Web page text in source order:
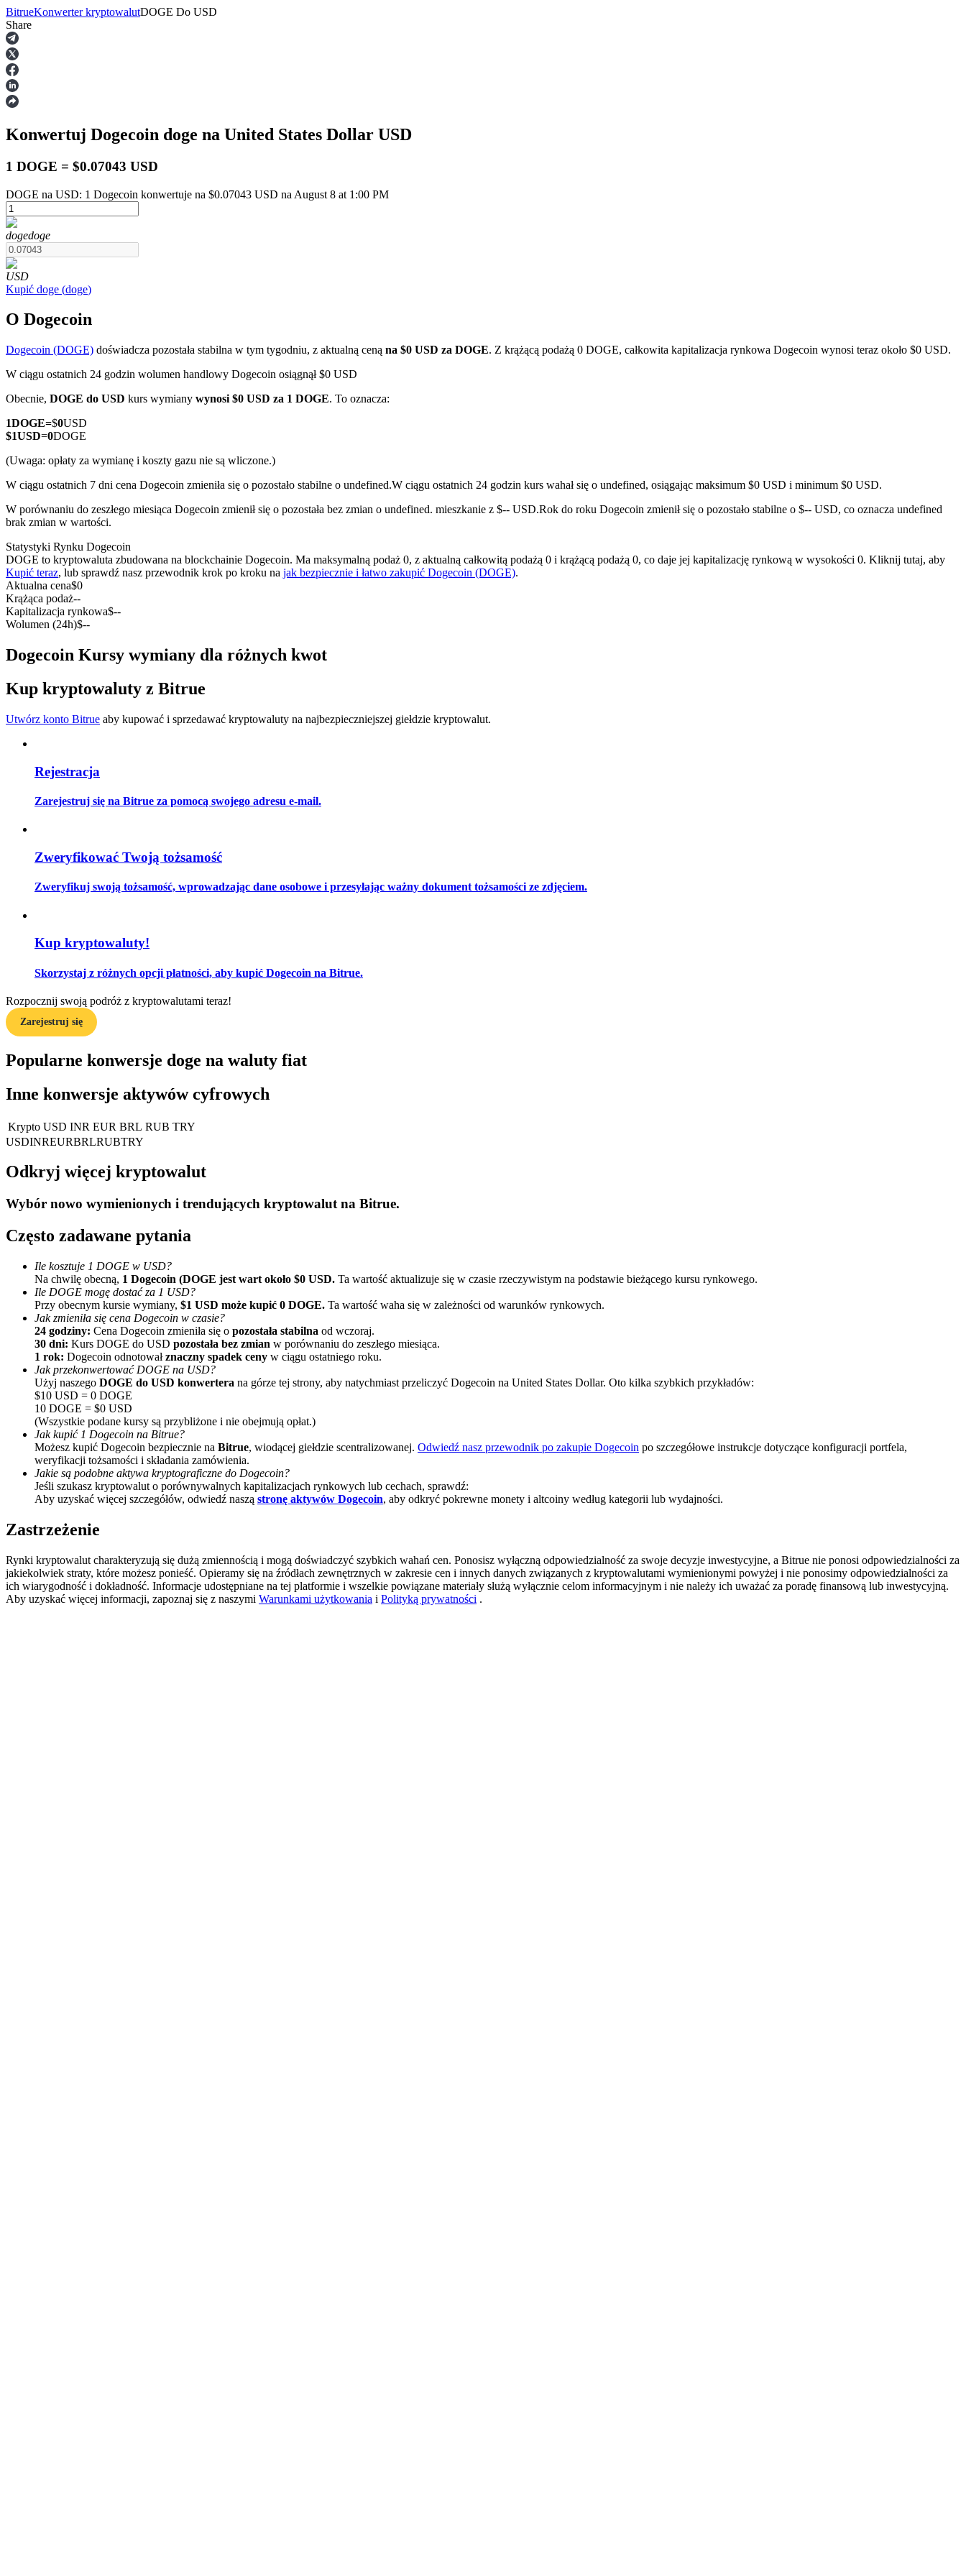
Kontrakty terminowe
Kontrakty terminowe na USDT
Kontrakty futures wykorzystujące USDT jako zabezpieczenie
TradFi
Instrumenty pochodne na akcje, forex, metale szlachetne i towary
Kontrakty futures wykorzystujące USDC jako zabezpieczenie
Kopiowanie Transakcji
Zostań traderem kopiującym
Ciesz się podziałem zysków i prowizjami z kopiowania transakcji
Informacja
Analiza Big Data, w tym informacje handlowe itp.
Przewodnik
Przewodnik dla początkujących dotyczący kontraktów futures
Strategie handlowe
BitrueKonwerter kryptowalutDOGE Do USD
Share
Konwertuj Dogecoin doge na United States Dollar USD
1 DOGE = $0.07043 USD
DOGE na USD: 1 Dogecoin konwertuje na $0.07043 USD na August 8 at 1:00 PM
dogedoge
USD
Kupić doge (doge)
O Dogecoin
Dogecoin (DOGE) doświadcza pozostała stabilna w tym tygodniu, z aktualną ceną na $0 USD za DOGE. Z krążącą podażą 0 DOGE, całkowita kapitalizacja rynkowa Dogecoin wynosi teraz około $0 USD.
W ciągu ostatnich 24 godzin wolumen handlowy Dogecoin osiągnął $0 USD
Obecnie, DOGE do USD kurs wymiany wynosi $0 USD za 1 DOGE. To oznacza:
1DOGE=$0USD
$1USD=0DOGE
(Uwaga: opłaty za wymianę i koszty gazu nie są wliczone.)
W ciągu ostatnich 7 dni cena Dogecoin zmieniła się o pozostało stabilne o undefined.W ciągu ostatnich 24 godzin kurs wahał się o undefined, osiągając maksimum $0 USD i minimum $0 USD.
W porównaniu do zeszłego miesiąca Dogecoin zmienił się o pozostała bez zmian o undefined. mieszkanie z $-- USD.Rok do roku Dogecoin zmienił się o pozostało stabilne o $-- USD, co oznacza undefined
brak zmian w wartości.
Statystyki Rynku Dogecoin
DOGE to kryptowaluta zbudowana na blockchainie Dogecoin. Ma maksymalną podaż 0, z aktualną całkowitą podażą 0 i krążącą podażą 0, co daje jej kapitalizację rynkową w wysokości 0. Kliknij tutaj, aby
Kupić teraz, lub sprawdź nasz przewodnik krok po kroku na jak bezpiecznie i łatwo zakupić Dogecoin (DOGE).
Aktualna cena$0
Krążąca podaż--
Kapitalizacja rynkowa$--
Wolumen (24h)$--
Dogecoin Kursy wymiany dla różnych kwot
Kup kryptowaluty z Bitrue
Utwórz konto Bitrue aby kupować i sprzedawać kryptowaluty na najbezpieczniejszej giełdzie kryptowalut.
Rejestracja
Zarejestruj się na Bitrue za pomocą swojego adresu e-mail.
Zweryfikować Twoją tożsamość
Zweryfikuj swoją tożsamość, wprowadzając dane osobowe i przesyłając ważny dokument tożsamości ze zdjęciem.
Kup kryptowaluty!
Skorzystaj z różnych opcji płatności, aby kupić Dogecoin na Bitrue.
Rozpocznij swoją podróż z kryptowalutami teraz!
Zarejestruj się
Popularne konwersje doge na waluty fiat
Inne konwersje aktywów cyfrowych
Krypto USD INR EUR BRL RUB TRY
USDINREURBRLRUBTRY
Odkryj więcej kryptowalut
Wybór nowo wymienionych i trendujących kryptowalut na Bitrue.
Często zadawane pytania
Ile kosztuje 1 DOGE w USD?
Na chwilę obecną, 1 Dogecoin (DOGE jest wart około $0 USD. Ta wartość aktualizuje się w czasie rzeczywistym na podstawie bieżącego kursu rynkowego.
Ile DOGE mogę dostać za 1 USD?
Przy obecnym kursie wymiany, $1 USD może kupić 0 DOGE. Ta wartość waha się w zależności od warunków rynkowych.
Jak zmieniła się cena Dogecoin w czasie?
24 godziny: Cena Dogecoin zmieniła się o pozostała stabilna od wczoraj.
30 dni: Kurs DOGE do USD pozostała bez zmian w porównaniu do zeszłego miesiąca.
1 rok: Dogecoin odnotowałznaczny spadek ceny w ciągu ostatniego roku.
Jak przekonwertować DOGE na USD?
Użyj naszego DOGE do USD konwertera na górze tej strony, aby natychmiast przeliczyć Dogecoin na United States Dollar. Oto kilka szybkich przykładów:
$10 USD = 0 DOGE
10 DOGE = $0 USD
(Wszystkie podane kursy są przybliżone i nie obejmują opłat.)
Jak kupić 1 Dogecoin na Bitrue?
Możesz kupić Dogecoin bezpiecznie na Bitrue, wiodącej giełdzie scentralizowanej. Odwiedź nasz przewodnik po zakupie Dogecoin po szczegółowe instrukcje dotyczące konfiguracji portfela,
weryfikacji tożsamości i składania zamówienia.
Jakie są podobne aktywa kryptograficzne do Dogecoin?
Jeśli szukasz kryptowalut o porównywalnych kapitalizacjach rynkowych lub cechach, sprawdź:
Aby uzyskać więcej szczegółów, odwiedź naszą stronę aktywów Dogecoin, aby odkryć pokrewne monety i altcoiny według kategorii lub wydajności.
Zastrzeżenie
Rynki kryptowalut charakteryzują się dużą zmiennością i mogą doświadczyć szybkich wahań cen. Ponosisz wyłączną odpowiedzialność za swoje decyzje inwestycyjne, a Bitrue nie ponosi odpowiedzialności za
jakiekolwiek straty, które możesz ponieść. Opieramy się na źródłach zewnętrznych w zakresie cen i innych danych związanych z kryptowalutami wymienionymi powyżej i nie ponosimy odpowiedzialności za
ich wiarygodność i dokładność. Informacje udostępniane na tej platformie i wszelkie powiązane materiały służą wyłącznie celom informacyjnym i nie należy ich uważać za poradę finansową lub inwestycyjną.
Aby uzyskać więcej informacji, zapoznaj się z naszymi Warunkami użytkowania i Polityką prywatności .